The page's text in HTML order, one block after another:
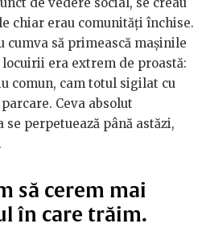
chiar erau comunități închise.
cumva să primească mașinile
era extrem de proastă:
comun, cam totul sigilat cu
Ceva absolut
perpetuează până astăzi,
să cerem mai
în care trăim.